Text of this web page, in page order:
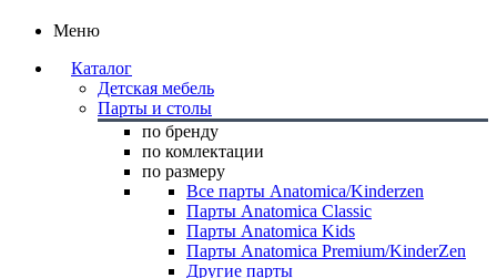
Меню
Каталог
Детская мебель
Парты и столы
по бренду
по комлектации
по размеру
Все парты Anatomica/Kinderzen
Парты Anatomica Classic
Парты Anatomica Kids
Парты Anatomica Premium/KinderZen
Другие парты